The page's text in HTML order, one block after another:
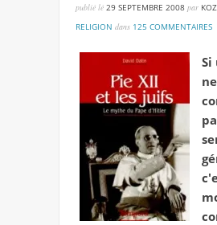
publié lé 29 SEPTEMBRE 2008 par KOZ
RELIGION dans 125 COMMENTAIRESsur
ne